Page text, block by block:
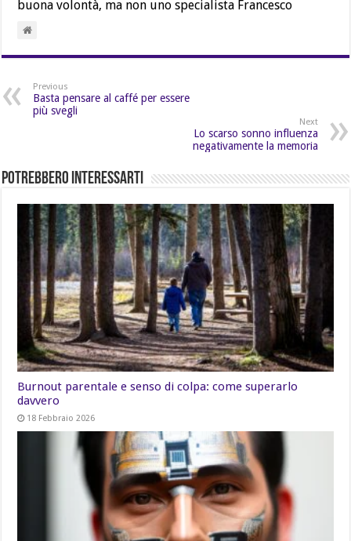
buona volontà, ma non uno specialista Francesco
Previous
Basta pensare al caffé per essere
più svegli
Next
Lo scarso sonno influenza
negativamente la memoria
Potrebbero Interessarti
Burnout parentale e senso di colpa: come superarlo
davvero
18 Febbraio 2026